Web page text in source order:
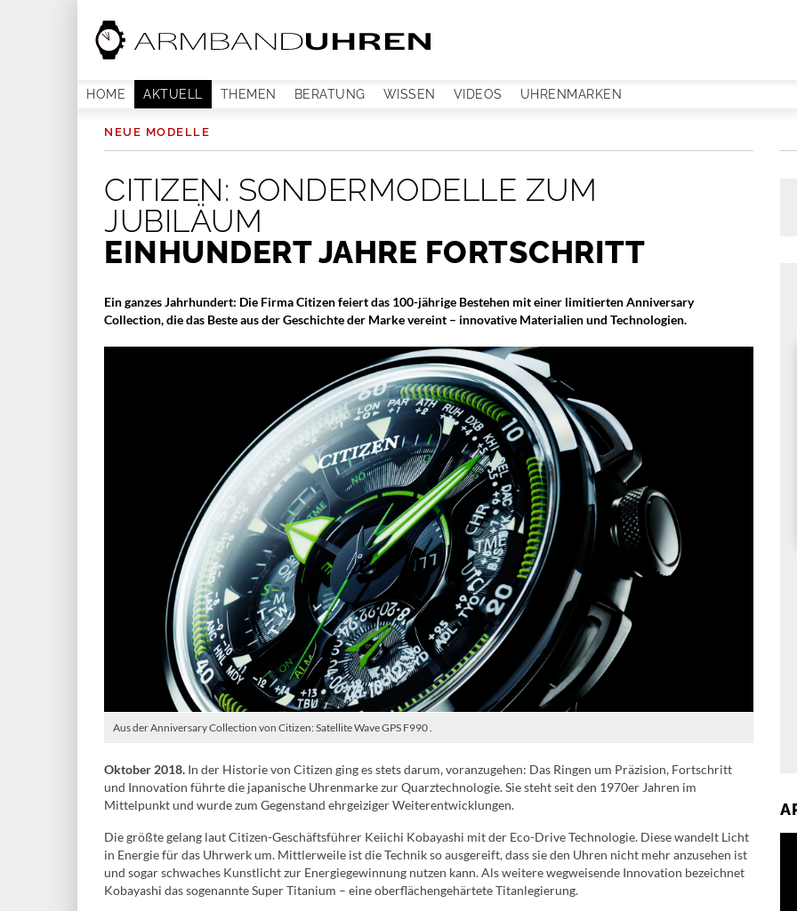
HOME AKTUELL THEMEN BERATUNG WISSEN VIDEOS UHRENMARKEN
NEUE MODELLE
CITIZEN: SONDERMODELLE ZUM
JUBILÄUM
EINHUNDERT JAHRE FORTSCHRITT
Ein ganzes Jahrhundert: Die Firma Citizen feiert das 100-jährige Bestehen mit einer limitierten Anniversary
Collection, die das Beste aus der Geschichte der Marke vereint – innovative Materialien und Technologien.
Aus der Anniversary Collection von Citizen: Satellite Wave GPS F990 .
Oktober 2018. In der Historie von Citizen ging es stets darum, voranzugehen: Das Ringen um Präzision, Fortschritt
und Innovation führte die japanische Uhrenmarke zur Quarztechnologie. Sie steht seit den 1970er Jahren im
Mittelpunkt und wurde zum Gegenstand ehrgeiziger Weiterentwicklungen.
Die größte gelang laut Citizen-Geschäftsführer Keiichi Kobayashi mit der Eco-Drive Technologie. Diese wandelt Licht
in Energie für das Uhrwerk um. Mittlerweile ist die Technik so ausgereift, dass sie den Uhren nicht mehr anzusehen ist
und sogar schwaches Kunstlicht zur Energiegewinnung nutzen kann. Als weitere wegweisende Innovation bezeichnet
Kobayashi das sogenannte Super Titanium – eine oberflächengehärtete Titanlegierung.